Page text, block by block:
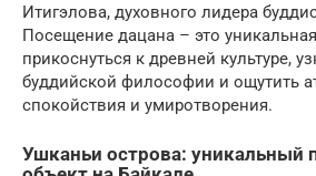
Итигэлова, духовного лидера
Посещение дацана – это
прикоснуться к древней культуре,
буддийской философии и ощутить
спокойствия и умиротворения.
Ушканьи острова: уникальный